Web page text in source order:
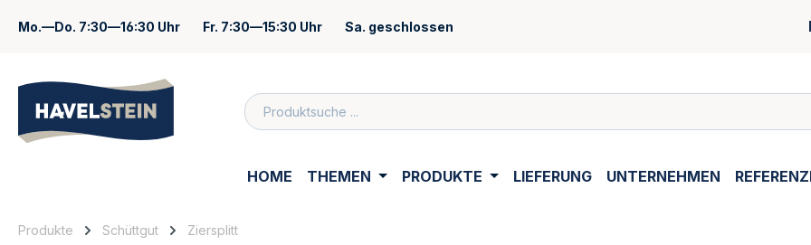
Zur Hauptnavigation springen
Mo.—Do. 7:30—16:30 Uhr Fr. 7:30—15:30 Uhr Sa. geschlossen
Zum Inhalt
HOME THEMEN PRODUKTE LIEFERUNG UNTERNEHMEN
Produkte Schüttgut Ziersplitt